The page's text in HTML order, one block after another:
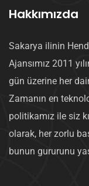
Hakkımızda
Sakarya ilinin
Ajansımız 2011
gün üzerine her
Zamanın en
politikamız ile siz
olarak, her zorlu
bunun gururunu